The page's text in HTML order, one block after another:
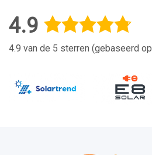
4.9
4.9 van de 5 sterren (gebaseerd op